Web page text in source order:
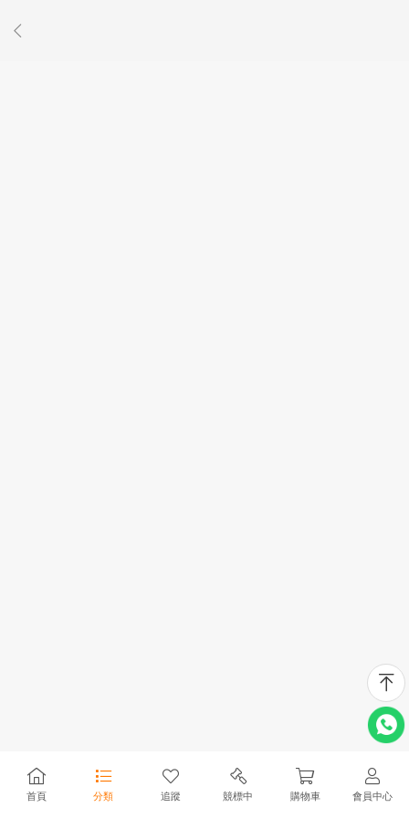
首頁 分類 追蹤 競標中 購物車 會員中心